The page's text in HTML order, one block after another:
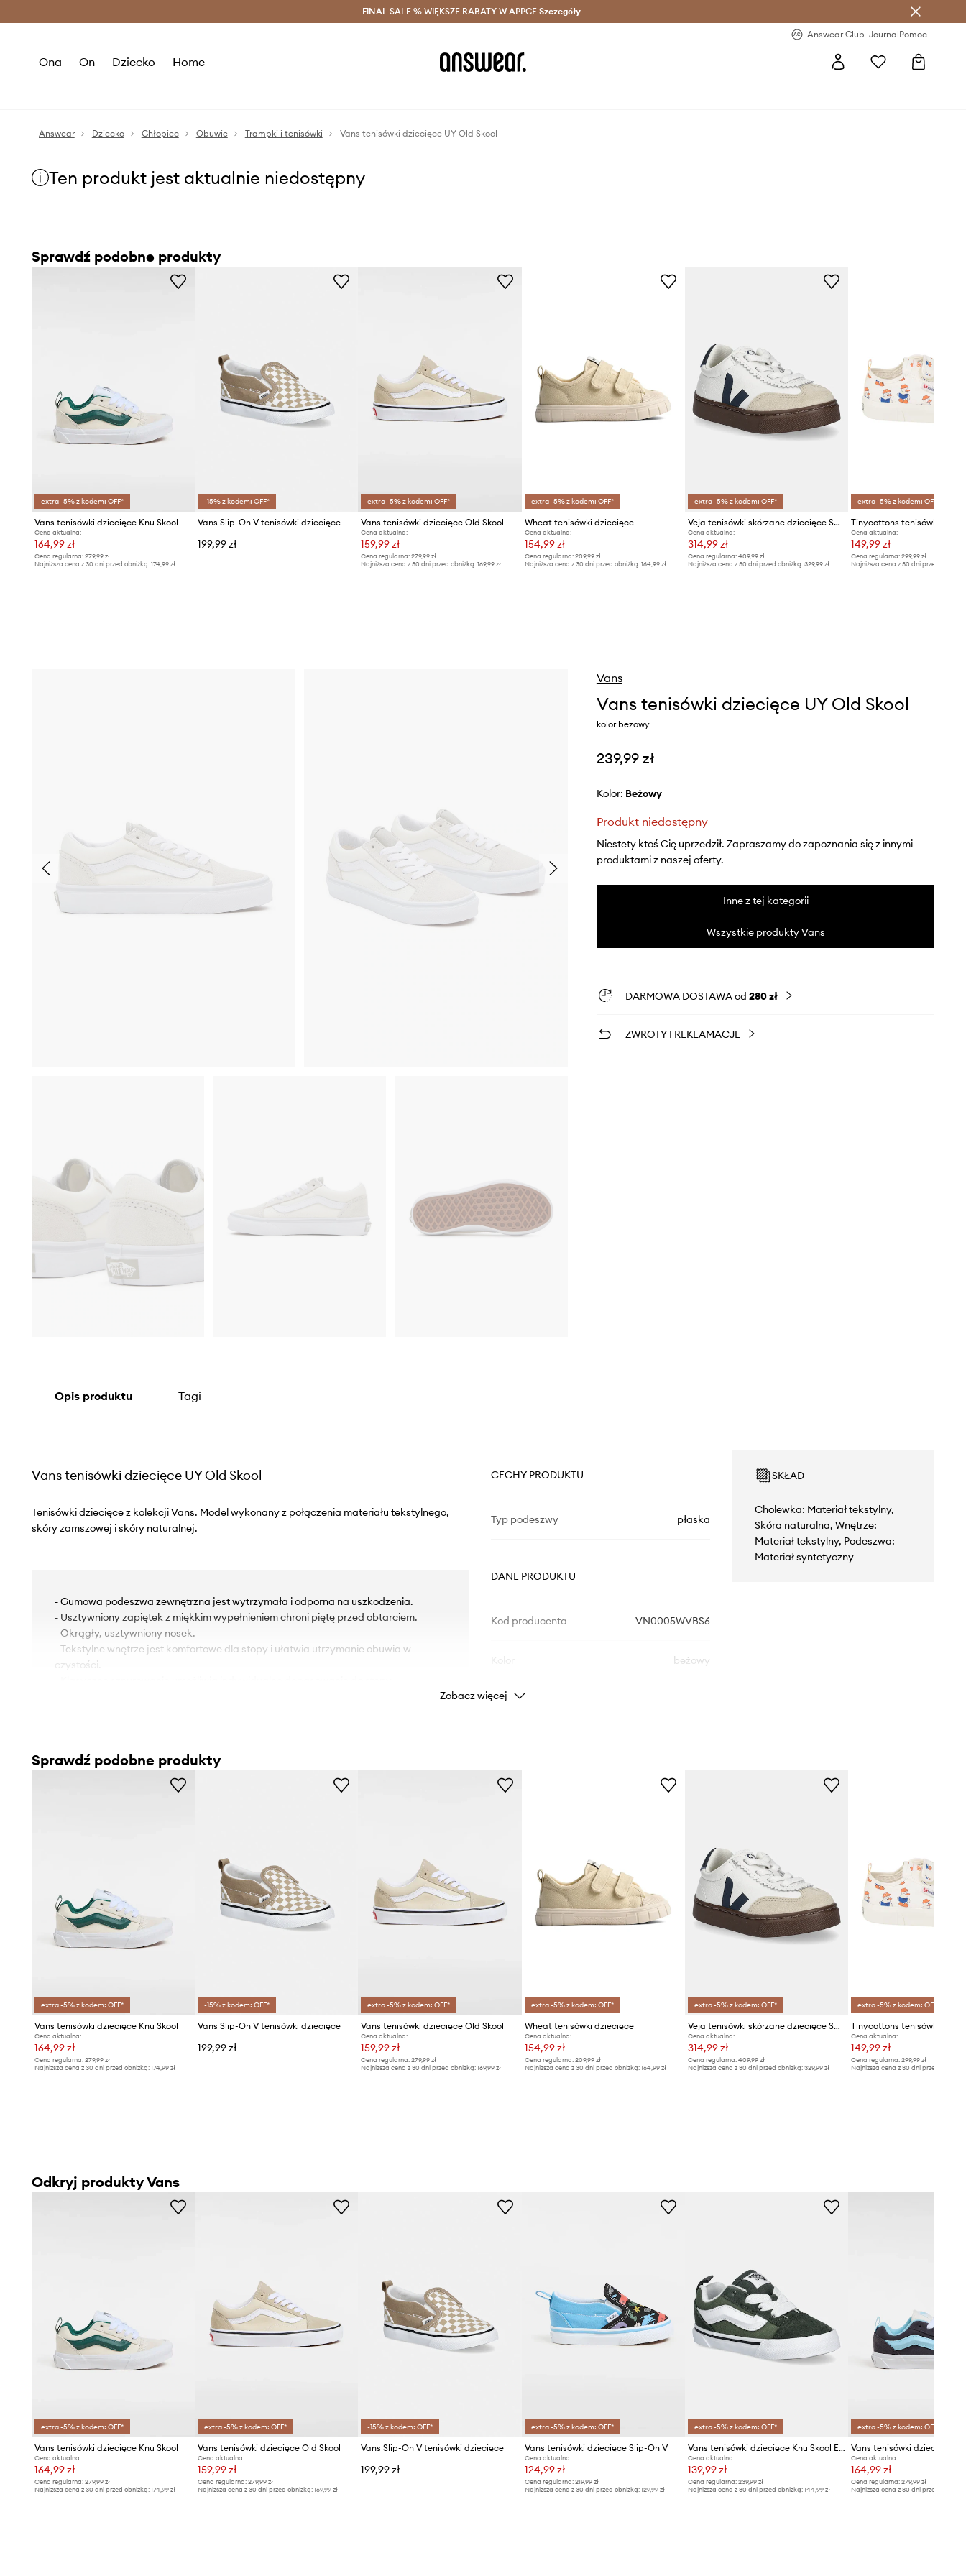
Oszczędzaj z Answear Club > Dostawa nawet w 24h >
FINAL SALE % WIĘKSZE RABATY W APPCE Szczegóły
Answear Club JournalPomoc
Ona On Dziecko Home
Answear Dziecko Chłopiec Obuwie Trampki i tenisówki Vans tenisówki dziecięce UY Old Skool
Ten produkt jest aktualnie niedostępny
Sprawdź podobne produkty
extra -5% z kodem: OFF*
Vans tenisówki dziecięce Knu Skool
Cena aktualna:
164,99 zł
Cena regularna: 279,99 zł
Najniższa cena z 30 dni przed obniżką: 174,99 zł
-15% z kodem: OFF*
Vans Slip-On V tenisówki dziecięce
199,99 zł
extra -5% z kodem: OFF*
Vans tenisówki dziecięce Old Skool
Cena aktualna:
159,99 zł
Cena regularna: 279,99 zł
Najniższa cena z 30 dni przed obniżką: 169,99 zł
extra -5% z kodem: OFF*
Wheat tenisówki dziecięce
Cena aktualna:
154,99 zł
Cena regularna: 209,99 zł
Najniższa cena z 30 dni przed obniżką: 164,99 zł
extra -5% z kodem: OFF*
Veja tenisówki skórzane dziecięce Small Volley
Cena aktualna:
314,99 zł
Cena regularna:409,99 zł
Najniższa cena z 30 dni przed obniżką:329,99 zł
extra -5% z kodem: OFF*
Cena aktualna:
149,99 zł
Cena regularna: 299,99 zł
Najniższa cena z 30 dni przed obniżką:
Vans
Vans tenisówki dziecięce UY Old Skool
kolor beżowy
239,99 zł
Kolor: beżowy
Produkt niedostępny
Niestety ktoś Cię uprzedził. Zapraszamy do zapoznania się z innymi
produktami z naszej oferty.
Inne z tej kategorii
Wszystkie produkty Vans
DARMOWA DOSTAWA od 280 zł
ZWROTY I REKLAMACJE
Opis produktu Tagi
Vans tenisówki dziecięce UY Old Skool
Tenisówki dziecięce z kolekcji Vans. Model wykonany z połączenia materiału tekstylnego,
skóry zamszowej i skóry naturalnej.
- Gumowa podeszwa zewnętrzna jest wytrzymała i odporna na uszkodzenia.
- Usztywniony zapiętek z miękkim wypełnieniem chroni piętę przed obtarciem.
- Okrągły, usztywniony nosek.
- Tekstylne wnętrze jest komfortowe dla stopy i ułatwia utrzymanie obuwia w
czystości.
CECHY PRODUKTU
Typ podeszwy płaska
DANE PRODUKTU
Kod producenta VN0005WVBS6
beżowy
Marka
ID Produktu
SKŁAD
Cholewka: Materiał tekstylny,
Skóra naturalna, Wnętrze:
Materiał tekstylny, Podeszwa:
Materiał syntetyczny
Zobacz więcej
Sprawdź podobne produkty
extra -5% z kodem: OFF*
Vans tenisówki dziecięce Knu Skool
Cena aktualna:
164,99 zł
Cena regularna: 279,99 zł
Najniższa cena z 30 dni przed obniżką: 174,99 zł
-15% z kodem: OFF*
Vans Slip-On V tenisówki dziecięce
199,99 zł
extra -5% z kodem: OFF*
Vans tenisówki dziecięce Old Skool
Cena aktualna:
159,99 zł
Cena regularna: 279,99 zł
Najniższa cena z 30 dni przed obniżką: 169,99 zł
extra -5% z kodem: OFF*
Wheat tenisówki dziecięce
Cena aktualna:
154,99 zł
Cena regularna: 209,99 zł
Najniższa cena z 30 dni przed obniżką: 164,99 zł
extra -5% z kodem: OFF*
Veja tenisówki skórzane dziecięce Small Volley
Cena aktualna:
314,99 zł
Cena regularna:409,99 zł
Najniższa cena z 30 dni przed obniżką:329,99 zł
extra -5% z kodem: OFF*
Cena aktualna:
149,99 zł
Cena regularna: 299,99 zł
Najniższa cena z 30 dni przed obniżką:
Odkryj produkty Vans
extra -5% z kodem: OFF*
Vans tenisówki dziecięce Knu Skool
Cena aktualna:
164,99 zł
Cena regularna: 279,99 zł
Najniższa cena z 30 dni przed obniżką: 174,99 zł
extra -5% z kodem: OFF*
Vans tenisówki dziecięce Old Skool
Cena aktualna:
159,99 zł
Cena regularna:279,99 zł
Najniższa cena z 30 dni przed obniżką:169,99 zł
-15% z kodem: OFF*
Vans Slip-On V tenisówki dziecięce
199,99 zł
extra -5% z kodem: OFF*
Vans tenisówki dziecięce Slip-On V
Cena aktualna:
124,99 zł
Cena regularna: 219,99 zł
Najniższa cena z 30 dni przed obniżką: 129,99 zł
extra -5% z kodem: OFF*
Vans tenisówki dziecięce Knu Skool Elastic Lace
Cena aktualna:
139,99 zł
Cena regularna:239,99 zł
Najniższa cena z 30 dni przed obniżką:144,99 zł
extra -5% z kodem: OFF*
Vans tenisówki dziecięce
Cena aktualna:
164,99 zł
Cena regularna: 279,99 zł
Najniższa cena z 30 dni przed obniżką: